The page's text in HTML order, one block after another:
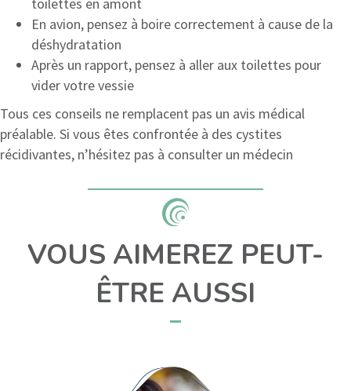
toilettes en amont
En avion, pensez à boire correctement à cause de la
déshydratation
Après un rapport, pensez à aller aux toilettes pour
vider votre vessie
Tous ces conseils ne remplacent pas un avis médical
préalable. Si vous êtes confrontée à des cystites
récidivantes, n’hésitez pas à consulter un médecin
VOUS AIMEREZ PEUT-
ÊTRE AUSSI